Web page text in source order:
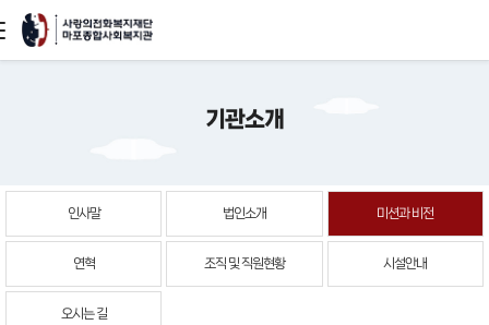
본문
기관소개
인사말 법인소개 미션과 비전
연혁 조직 및 직원현황 시설안내
오시는 길